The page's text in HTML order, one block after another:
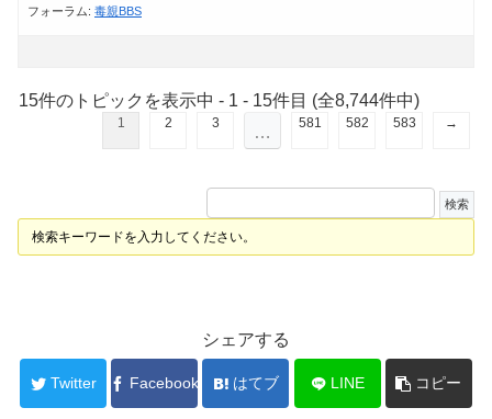
フォーラム: 毒親BBS
15件のトピックを表示中 - 1 - 15件目 (全8,744件中)
1 2 3 … 581 582 583 →
検索キーワードを入力してください。
シェアする
Twitter Facebook はてブ LINE コピー